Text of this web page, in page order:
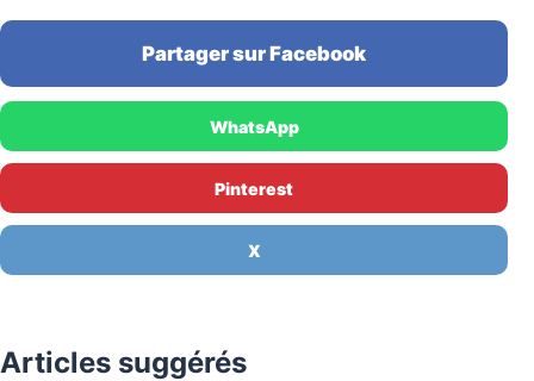
Partager sur Facebook
WhatsApp
Pinterest
X
Articles suggérés